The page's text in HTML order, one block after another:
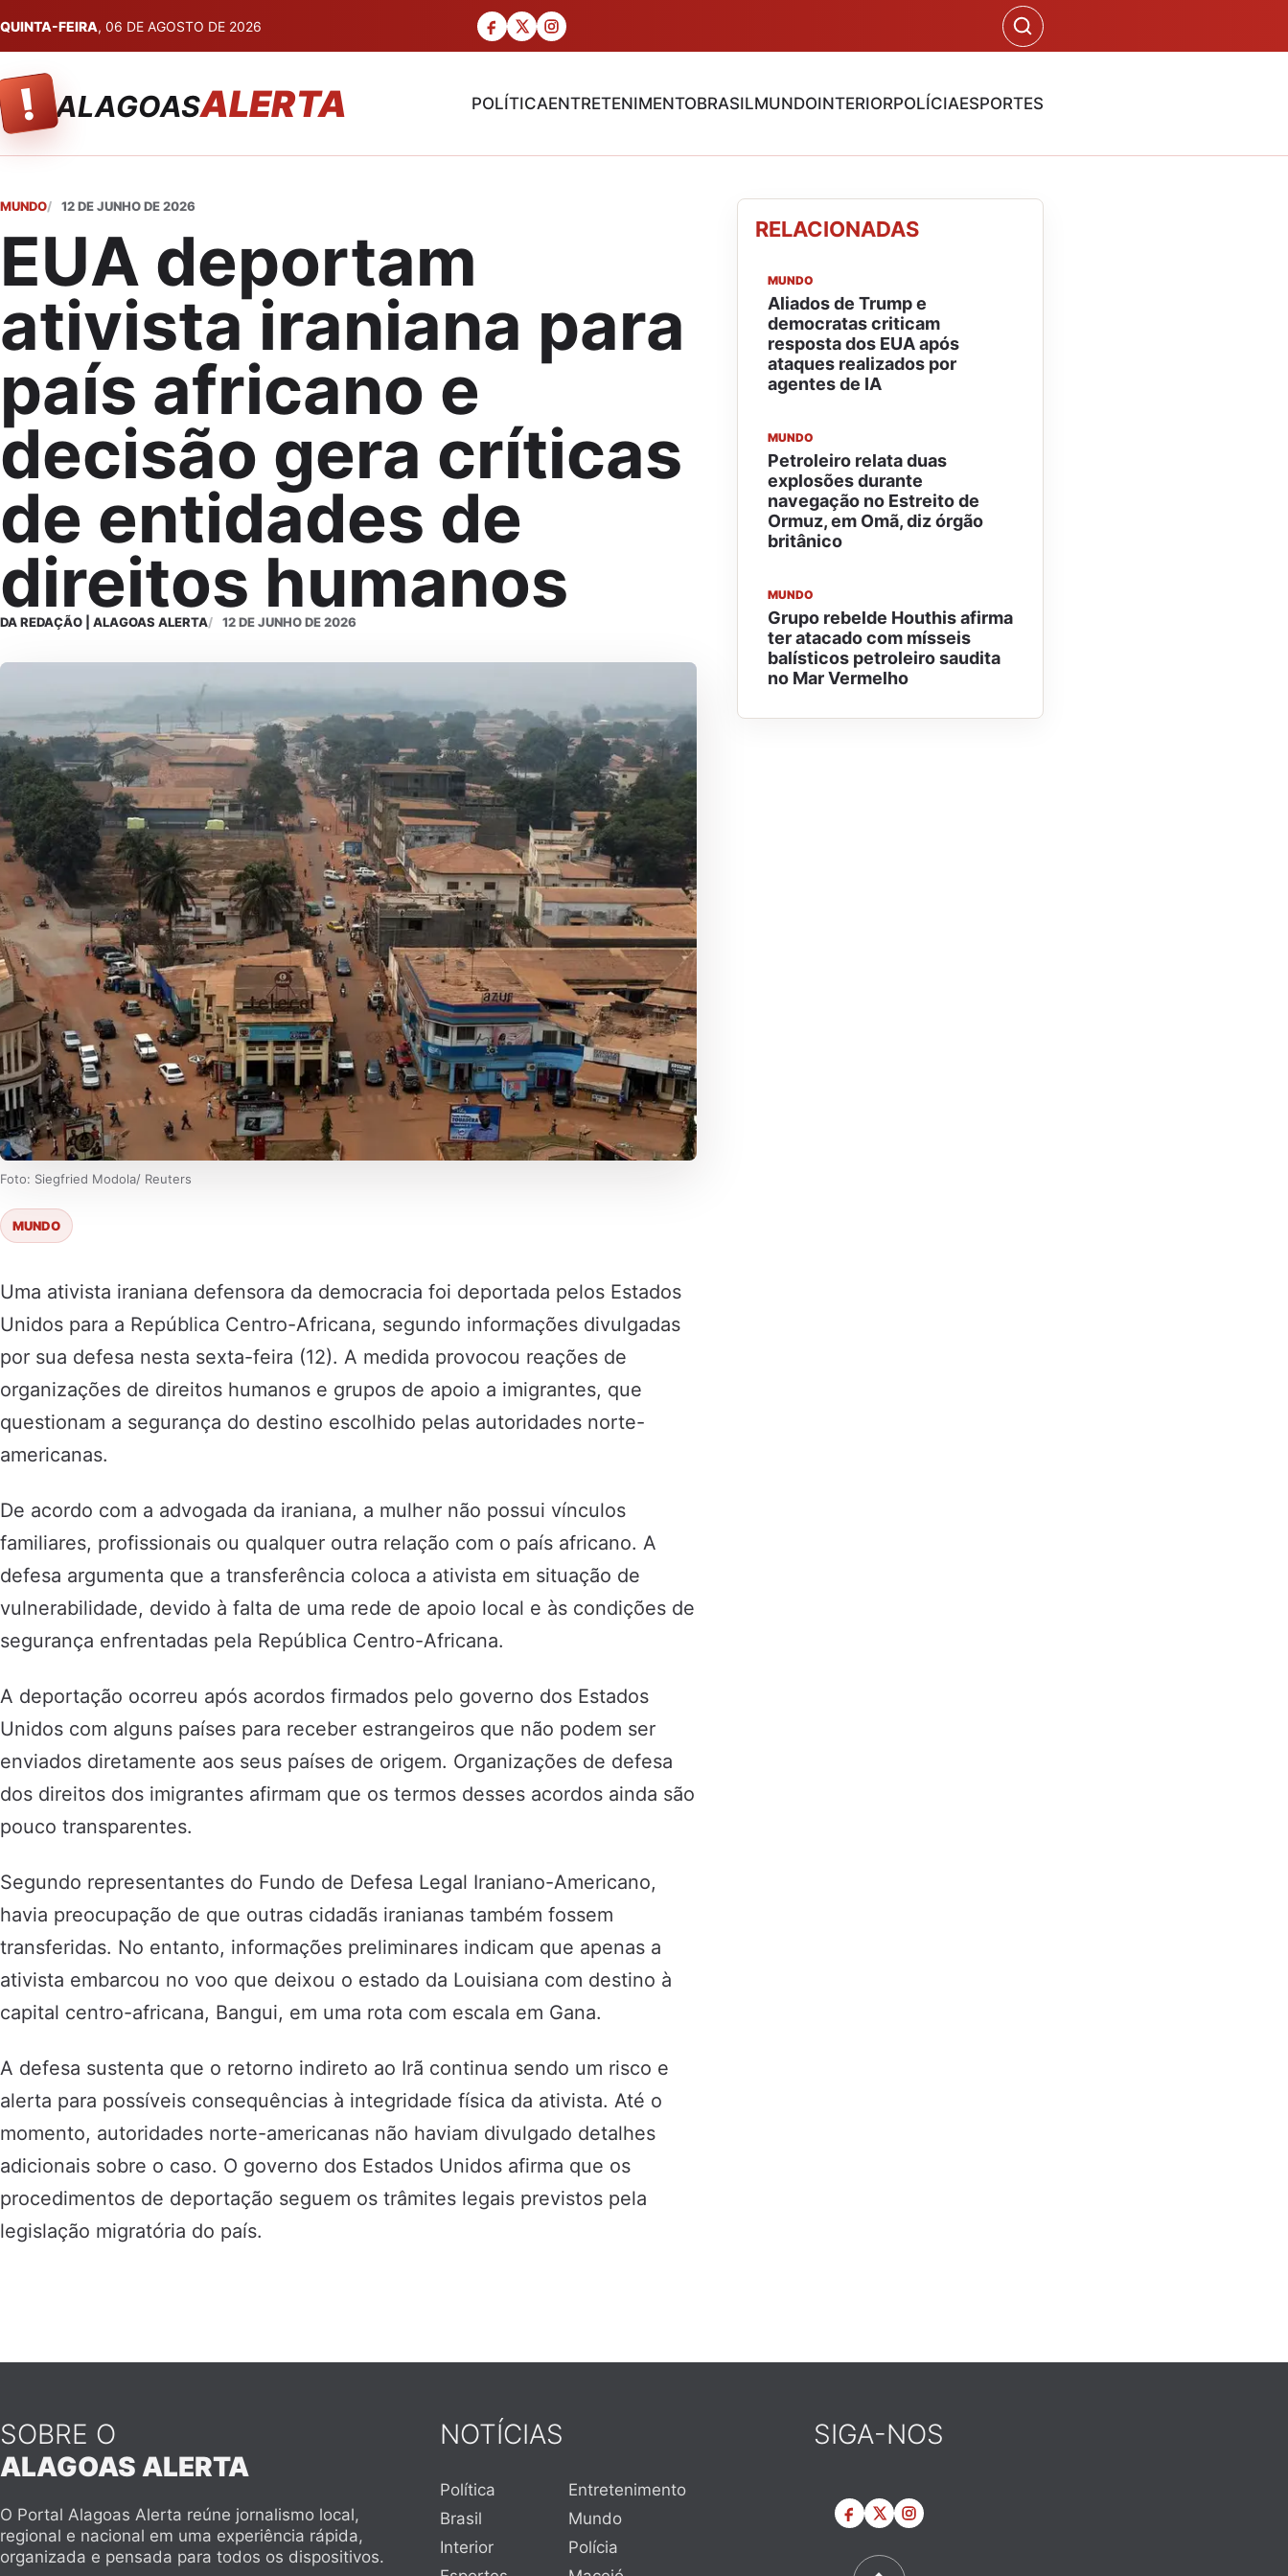
QUINTA-FEIRA, 06 DE AGOSTO DE 2026
! ALAGOASALERTA POLÍTICAENTRETENIMENTOBRASILMUNDOINTERIORPOLÍCIAESPORTES
MUNDO 12 DE JUNHO DE 2026
EUA deportam
ativista iraniana para
país africano e
decisão gera críticas
de entidades de
direitos humanos
DA REDAÇÃO | ALAGOAS ALERTA 12 DE JUNHO DE 2026
Foto: Siegfried Modola/ Reuters
MUNDO
Uma ativista iraniana defensora da democracia foi deportada pelos Estados
Unidos para a República Centro-Africana, segundo informações divulgadas
por sua defesa nesta sexta-feira (12). A medida provocou reações de
organizações de direitos humanos e grupos de apoio a imigrantes, que
questionam a segurança do destino escolhido pelas autoridades norte-
americanas.
De acordo com a advogada da iraniana, a mulher não possui vínculos
familiares, profissionais ou qualquer outra relação com o país africano. A
defesa argumenta que a transferência coloca a ativista em situação de
vulnerabilidade, devido à falta de uma rede de apoio local e às condições de
segurança enfrentadas pela República Centro-Africana.
A deportação ocorreu após acordos firmados pelo governo dos Estados
Unidos com alguns países para receber estrangeiros que não podem ser
enviados diretamente aos seus países de origem. Organizações de defesa
dos direitos dos imigrantes afirmam que os termos desses acordos ainda são
pouco transparentes.
Segundo representantes do Fundo de Defesa Legal Iraniano-Americano,
havia preocupação de que outras cidadãs iranianas também fossem
transferidas. No entanto, informações preliminares indicam que apenas a
ativista embarcou no voo que deixou o estado da Louisiana com destino à
capital centro-africana, Bangui, em uma rota com escala em Gana.
A defesa sustenta que o retorno indireto ao Irã continua sendo um risco e
alerta para possíveis consequências à integridade física da ativista. Até o
momento, autoridades norte-americanas não haviam divulgado detalhes
adicionais sobre o caso. O governo dos Estados Unidos afirma que os
procedimentos de deportação seguem os trâmites legais previstos pela
legislação migratória do país.
RELACIONADAS
MUNDO
Aliados de Trump e
democratas criticam
resposta dos EUA após
ataques realizados por
agentes de IA
MUNDO
Petroleiro relata duas
explosões durante
navegação no Estreito de
Ormuz, em Omã, diz órgão
britânico
MUNDO
Grupo rebelde Houthis afirma
ter atacado com mísseis
balísticos petroleiro saudita
no Mar Vermelho
SOBRE O
ALAGOAS ALERTA
O Portal Alagoas Alerta reúne jornalismo local,
regional e nacional em uma experiência rápida,
organizada e pensada para todos os dispositivos.
NOTÍCIAS
Política
Entretenimento
Brasil
Mundo
Interior
Polícia
SIGA-NOS